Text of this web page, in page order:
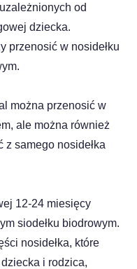
od
dziecka.
przenosić w nosidełku
można przenosić w
ale można również
z samego nosidełka
12-24 miesięcy
siodełku biodrowym.
nosidełka, które
i rodzica,